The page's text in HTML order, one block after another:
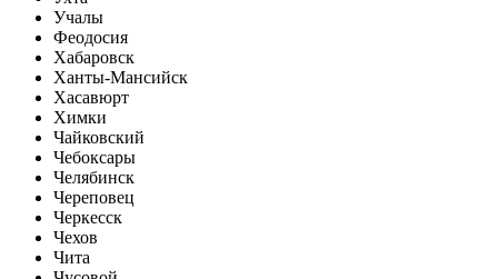
Учалы
Феодосия
Хабаровск
Ханты-Мансийск
Хасавюрт
Химки
Чайковский
Чебоксары
Челябинск
Череповец
Черкесск
Чехов
Чита